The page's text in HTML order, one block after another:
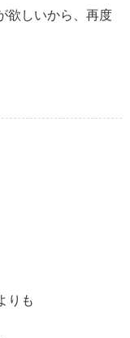
欲しいから、再度
りも